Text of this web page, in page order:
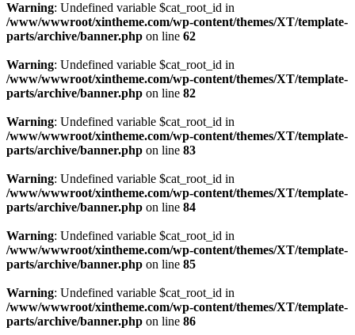
Warning: Undefined variable $cat_root_id in
/www/wwwroot/xintheme.com/wp-content/themes/XT/template-
parts/archive/banner.php on line 62
Warning: Undefined variable $cat_root_id in
/www/wwwroot/xintheme.com/wp-content/themes/XT/template-
parts/archive/banner.php on line 82
Warning: Undefined variable $cat_root_id in
/www/wwwroot/xintheme.com/wp-content/themes/XT/template-
parts/archive/banner.php on line 83
Warning: Undefined variable $cat_root_id in
/www/wwwroot/xintheme.com/wp-content/themes/XT/template-
parts/archive/banner.php on line 84
Warning: Undefined variable $cat_root_id in
/www/wwwroot/xintheme.com/wp-content/themes/XT/template-
parts/archive/banner.php on line 85
Warning: Undefined variable $cat_root_id in
/www/wwwroot/xintheme.com/wp-content/themes/XT/template-
parts/archive/banner.php on line 86